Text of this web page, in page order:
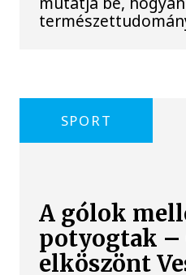
SPORT
A gólok
potyogtak –
elköszönt